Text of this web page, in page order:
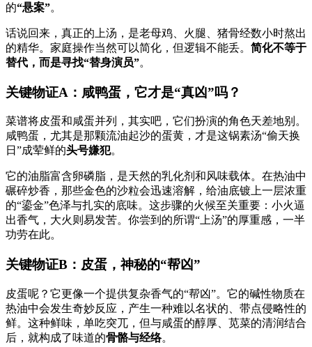
的“悬案”。
话说回来，真正的上汤，是老母鸡、火腿、猪骨经数小时熬出
的精华。家庭操作当然可以简化，但逻辑不能丢。 简化不等于
替代，而是寻找“替身演员”。
关键物证A：咸鸭蛋，它才是“真凶”吗？
菜谱将皮蛋和咸蛋并列，其实吧，它们扮演的角色天差地别。
咸鸭蛋，尤其是那颗流油起沙的蛋黄，才是这锅素汤“偷天换
日”成荤鲜的头号嫌犯。
它的油脂富含卵磷脂，是天然的乳化剂和风味载体。在热油中
碾碎炒香，那些金色的沙粒会迅速溶解，给油底镀上一层浓重
的“鎏金”色泽与扎实的底味。这步骤的火候至关重要：小火逼
出香气，大火则易发苦。你尝到的所谓“上汤”的厚重感，一半
功劳在此。
关键物证B：皮蛋，神秘的“帮凶”
皮蛋呢？它更像一个提供复杂香气的“帮凶”。它的碱性物质在
热油中会发生奇妙反应，产生一种难以名状的、带点侵略性的
鲜。这种鲜味，单吃突兀，但与咸蛋的醇厚、苋菜的清润结合
后，就构成了味道的骨骼与经络。